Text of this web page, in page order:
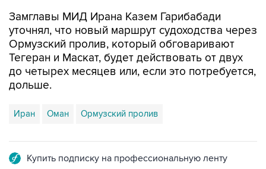
Замглавы МИД Ирана Казем Гарибабади
уточнял, что новый маршрут судоходства через
Ормузский пролив, который обговаривают
Тегеран и Маскат, будет действовать от двух
до четырех месяцев или, если это потребуется,
дольше.
Иран Оман Ормузский пролив
Купить подписку на профессиональную ленту